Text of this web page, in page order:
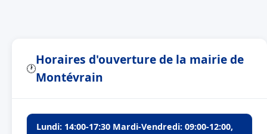
🕐
Horaires d'ouverture de la mairie de
Montévrain
Lundi: 14:00-17:30 Mardi-Vendredi: 09:00-12:00,